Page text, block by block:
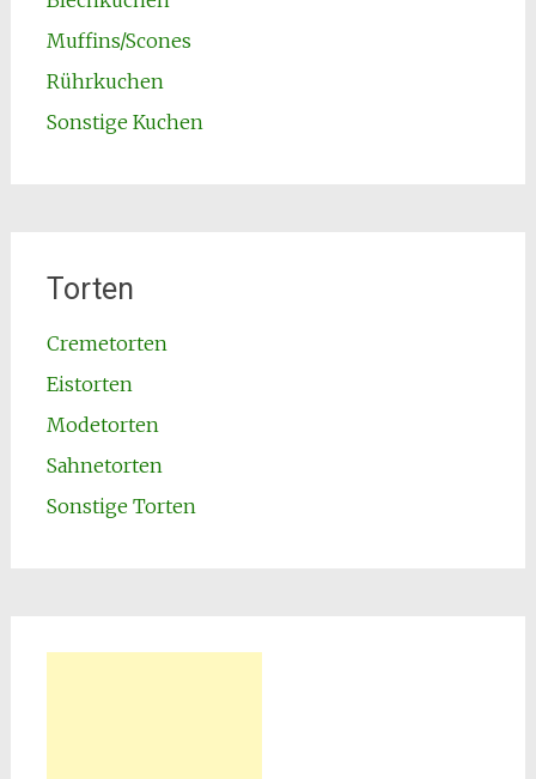
Muffins/Scones
Rührkuchen
Sonstige Kuchen
Torten
Cremetorten
Eistorten
Modetorten
Sahnetorten
Sonstige Torten